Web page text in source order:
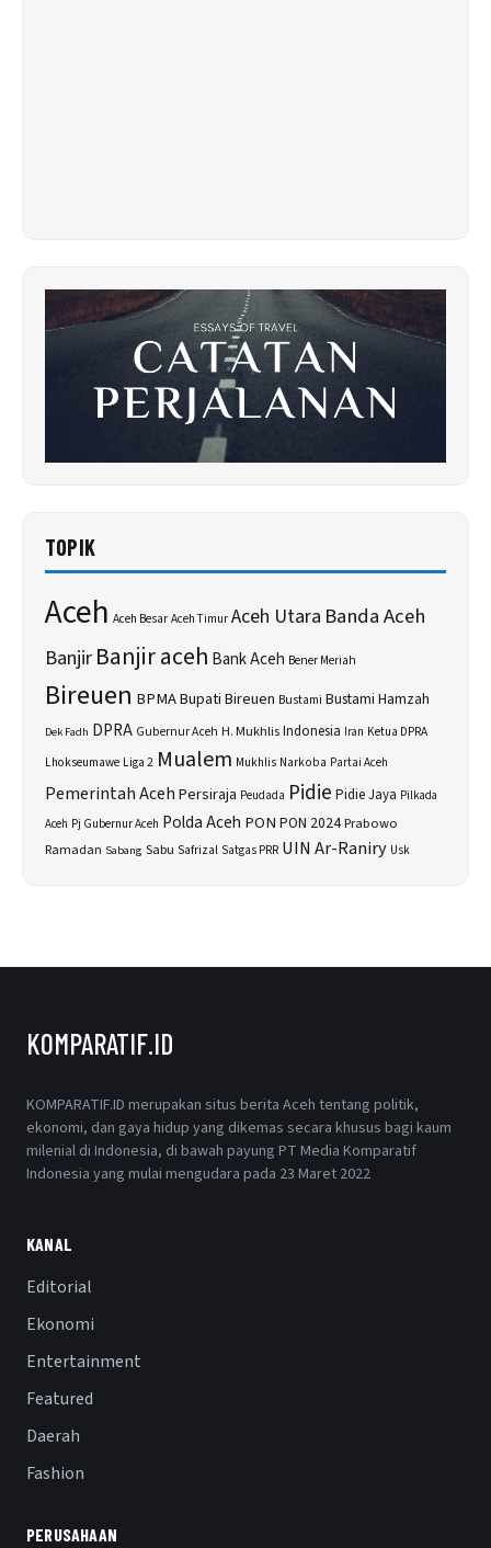
TOPIK
Aceh Aceh Besar Aceh Timur Aceh Utara Banda Aceh
BanjirBanjir aceh Bank Aceh Bener Meriah
Bireuen BPMABupati Bireuen Bustami Bustami Hamzah
Dek Fadh DPRA Gubernur Aceh H. MukhlisIndonesia Iran Ketua DPRA
Lhokseumawe Liga 2 Mualem Mukhlis Narkoba Partai Aceh
Pemerintah AcehPersiraja Peudada Pidie Pidie Jaya Pilkada
Aceh Pj Gubernur Aceh Polda Aceh PON PON 2024Prabowo
Ramadan Sabang Sabu Safrizal Satgas PRR UIN Ar-Raniry Usk
KOMPARATIF.ID
KOMPARATIF.ID merupakan situs berita Aceh tentang politik,
ekonomi, dan gaya hidup yang dikemas secara khusus bagi kaum
milenial di Indonesia, di bawah payung PT Media Komparatif
Indonesia yang mulai mengudara pada 23 Maret 2022
KANAL
Editorial
Ekonomi
Entertainment
Featured
Daerah
Fashion
PERUSAHAAN